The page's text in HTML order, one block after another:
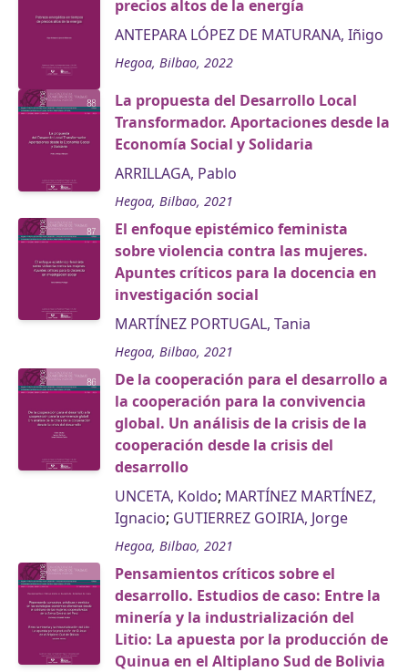
precios altos de la energía
ANTEPARA LÓPEZ DE MATURANA, Iñigo
Hegoa, Bilbao, 2022
La propuesta del Desarrollo Local
Transformador. Aportaciones desde la
Economía Social y Solidaria
ARRILLAGA, Pablo
Hegoa, Bilbao, 2021
El enfoque epistémico feminista
sobre violencia contra las mujeres.
Apuntes críticos para la docencia en
investigación social
MARTÍNEZ PORTUGAL, Tania
Hegoa, Bilbao, 2021
De la cooperación para el desarrollo a
la cooperación para la convivencia
global. Un análisis de la crisis de la
cooperación desde la crisis del
desarrollo
UNCETA, Koldo; MARTÍNEZ MARTÍNEZ,
Ignacio; GUTIERREZ GOIRIA, Jorge
Hegoa, Bilbao, 2021
Pensamientos críticos sobre el
desarrollo. Estudios de caso: Entre la
minería y la industrialización del
Litio: La apuesta por la producción de
Quinua en el Altiplano Sud de Bolivia